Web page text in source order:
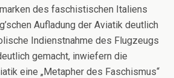
des faschistischen Italiens
Aufladung der Aviatik deutlich
Indienstnahme des Flugzeugs
gemacht, inwiefern die
eine „Metapher des Faschismus“